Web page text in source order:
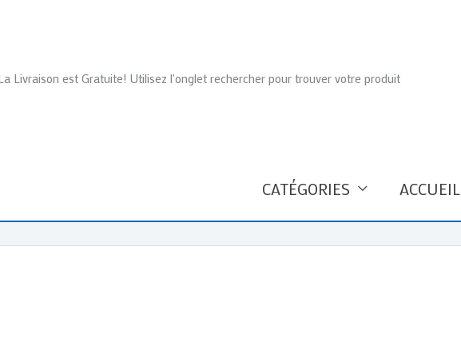
Livraison est Gratuite! Utilisez l'onglet rechercher pour trouver votre produit
CATÉGORIES ACCUEIL